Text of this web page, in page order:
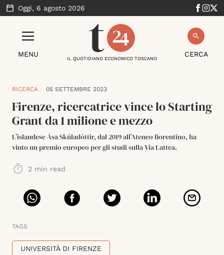
Oggi, 6 agosto 2026
MENU CERCA
IL QUOTIDIANO ECONOMICO TOSCANO
RICERCA 05 SETTEMBRE 2023
Firenze, ricercatrice vince lo Starting
Grant da 1 milione e mezzo
L’islandese Ása Skúladóttir, dal 2019 all’Ateneo fiorentino, ha
vinto un premio europeo per gli studi sulla Via Lattea.
2 min read
TAGS
UNIVERSITÀ DI FIRENZE